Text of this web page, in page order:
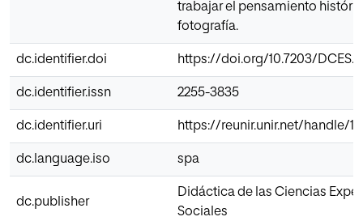
trabajar el pensamiento
fotografía.
dc.identifier.doi https://doi.org/10.7203/
dc.identifier.issn 2255-3835
dc.identifier.uri https://reunir.unir.net/handle/
dc.language.iso spa
dc.publisher
Didáctica de las Ciencias
Sociales